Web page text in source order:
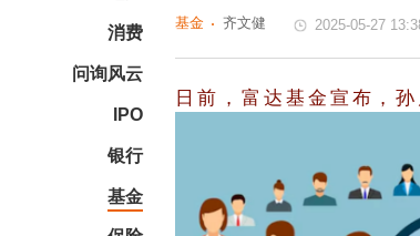
消费
问询风云
IPO
银行
基金
基金 齐文健 2025-05-27
日前，富达基金宣布，